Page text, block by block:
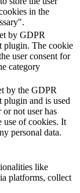
in the
by GDPR
plugin. The cookie
user consent for
category
by the GDPR
plugin and is used
or not user has
use of cookies. It
personal data.
like
platforms, collect